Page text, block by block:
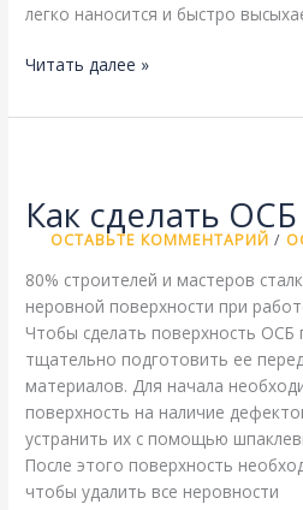
легко наносится и быстро
Чем
швы
стене?
Читать далее »
Как сделать ОСБ
ОСТАВЬТЕ КОММЕНТАРИЙ /
80% строителей и мастеров
неровной поверхности при
Чтобы сделать поверхность ОСБ
тщательно подготовить ее
материалов. Для начала
поверхность на наличие
устранить их с помощью
После этого поверхность
чтобы удалить все неровности